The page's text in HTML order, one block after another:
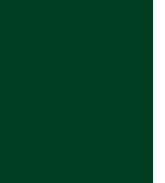
keep you informed